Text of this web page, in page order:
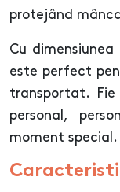
protejând
Cu
este perfect
transportat.
personal,
moment special.